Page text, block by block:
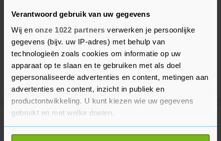
Verantwoord gebruik van uw gegevens
Wij en onze 1022 partners verwerken je persoonlijke
gegevens (bijv. uw IP-adres) met behulp van
technologieën zoals cookies om informatie op uw
apparaat op te slaan en te gebruiken met als doel
gepersonaliseerde advertenties en content, metingen aan
advertenties en content, inzicht in publiek en
productontwikkeling. U kunt kiezen wie uw gegevens
gebruikt en met welke doelen.
Als u het toestaat, willen we ook graag:
Meer uit Politiek